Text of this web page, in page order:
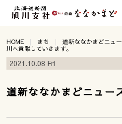
HOME まち 道新ななかまどニュ
川へ貢献していきます。
2021.10.08 Fri
道新ななかまどニュー